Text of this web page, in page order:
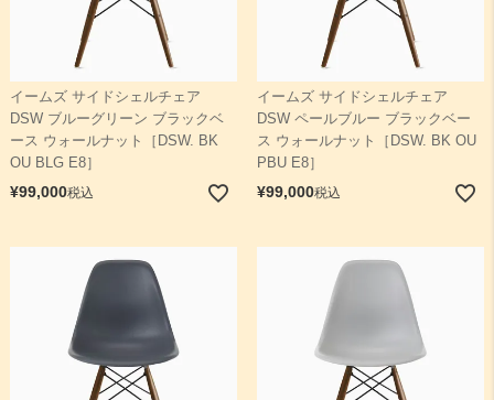
イームズ サイドシェルチェア
DSW ブルーグリーン ブラックベ
ース ウォールナット［DSW. BK
OU BLG E8］
¥99,000税込
イームズ サイドシェルチェア
DSW ペールブルー ブラックベー
ス ウォールナット［DSW. BK OU
PBU E8］
¥99,000税込